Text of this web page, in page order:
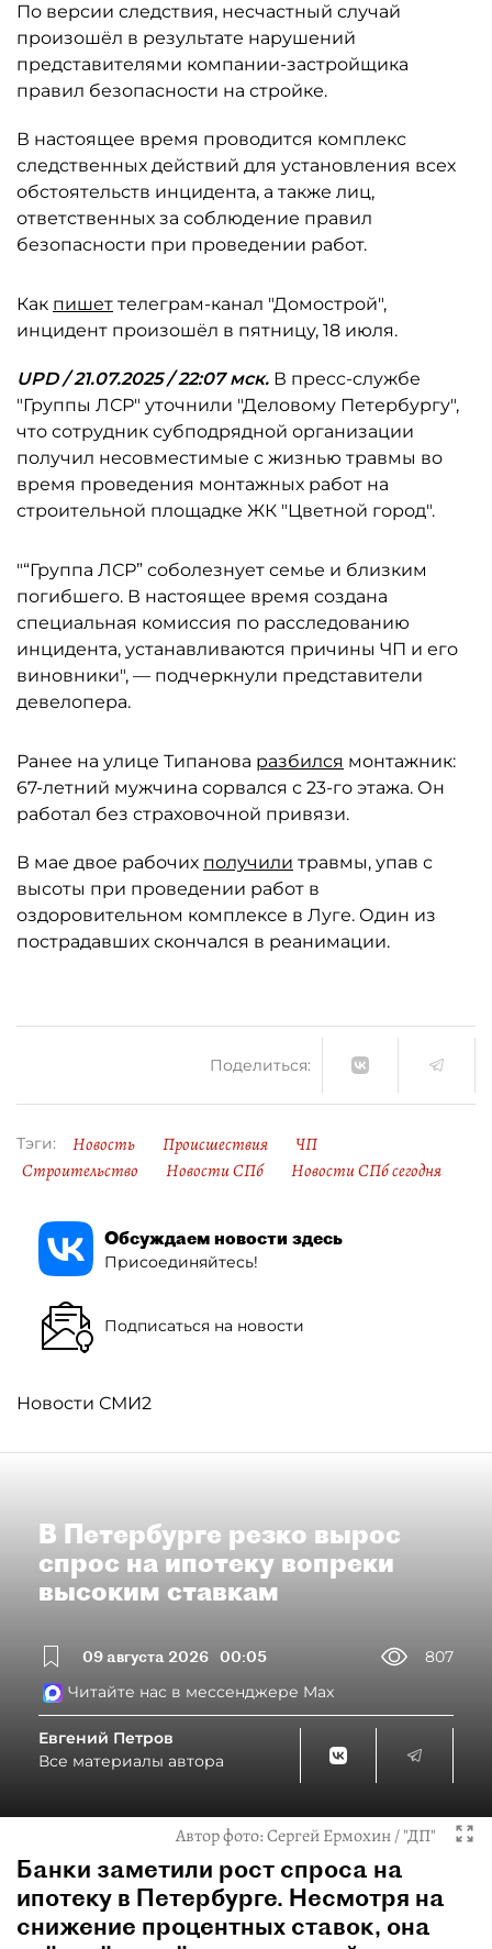
По версии следствия, несчастный случай
произошёл в результате нарушений
представителями компании-застройщика
правил безопасности на стройке.
В настоящее время проводится комплекс
следственных действий для установления всех
обстоятельств инцидента, а также лиц,
ответственных за соблюдение правил
безопасности при проведении работ.
Как пишет телеграм-канал "Домострой",
инцидент произошёл в пятницу, 18 июля.
UPD / 21.07.2025 / 22:07 мск. В пресс-службе
"Группы ЛСР" уточнили "Деловому Петербургу",
что сотрудник субподрядной организации
получил несовместимые с жизнью травмы во
время проведения монтажных работ на
строительной площадке ЖК "Цветной город".
"“Группа ЛСР” соболезнует семье и близким
погибшего. В настоящее время создана
специальная комиссия по расследованию
инцидента, устанавливаются причины ЧП и его
виновники", — подчеркнули представители
девелопера.
Ранее на улице Типанова разбился монтажник:
67-летний мужчина сорвался с 23-го этажа. Он
работал без страховочной привязи.
В мае двое рабочих получили травмы, упав с
высоты при проведении работ в
оздоровительном комплексе в Луге. Один из
пострадавших скончался в реанимации.
Поделиться:
Тэги: Новость Происшествия
ЧП
Строительство
Новости СПб Новости СПб сегодня
Обсуждаем новости здесь
Присоединяйтесь!
Подписаться на новости
Новости СМИ2
В Петербурге резко вырос
спрос на ипотеку вопреки
высоким ставкам
09 августа 2026 00:05
807
Читайте нас в мессенджере Max
Евгений Петров
Все материалы автора
Автор фото:Сергей Ермохин / "ДП"
Банки заметили рост спроса на
ипотеку в Петербурге. Несмотря на
снижение процентных ставок, она